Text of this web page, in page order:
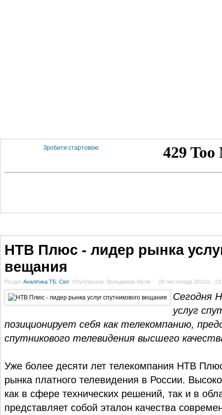
Зробити стартовою
НТВ Плюс - лидер рынка
вещания
Розділ: Аналітика ТБ. Світ Опублікував: Володимир Мула 29 листопада 2010 р.,
Сегодня
услуг
позиционирует себя как телекомпанию,
спутникового телевидения высшего
Уже более десяти лет телекомпания НТВ
рынка платного телевидения в России.
как в сфере технических решений, так и в
представляет собой эталон качества